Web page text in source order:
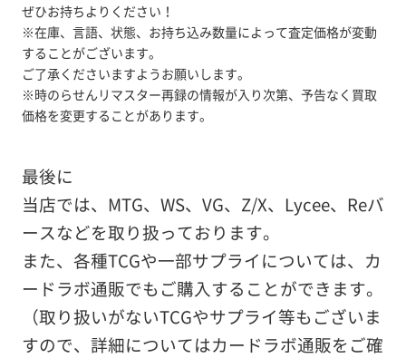
ぜひお持ちよりください！
※在庫、言語、状態、お持ち込み数量によって査定価格が変動
することがございます。
ご了承くださいますようお願いします。
※時のらせんリマスター再録の情報が入り次第、予告なく買取
価格を変更することがあります。
最後に
当店では、MTG、WS、VG、Z/X、Lycee、Reバ
ースなどを取り扱っております。
また、各種TCGや一部サプライについては、カ
ードラボ通販でもご購入することができます。
（取り扱いがないTCGやサプライ等もございま
すので、詳細についてはカードラボ通販をご確